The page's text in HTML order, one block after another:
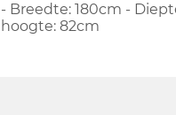
- Breedte: 180cm -
hoogte: 82cm